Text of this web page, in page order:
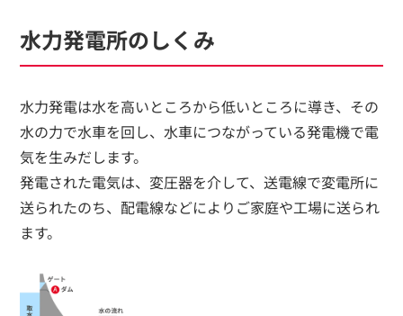
水力発電所のしくみ
水力発電は水を高いところから低いところに導き、その
水の力で水車を回し、水車につながっている発電機で電
気を生みだします。
発電された電気は、変圧器を介して、送電線で変電所に
送られたのち、配電線などによりご家庭や工場に送られ
ます。